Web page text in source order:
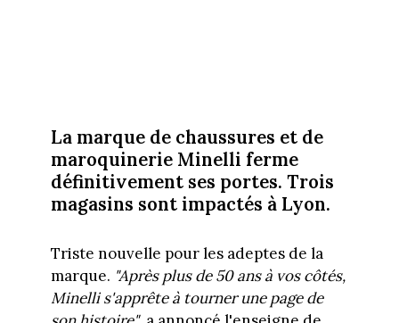
La marque de chaussures et de
maroquinerie Minelli ferme
définitivement ses portes. Trois
magasins sont impactés à Lyon.
Triste nouvelle pour les adeptes de la
marque. "Après plus de 50 ans à vos côtés,
Minelli s'apprête à tourner une page de